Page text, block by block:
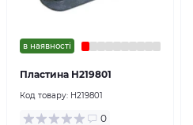
в наявності
Пластина H219801
Код товару: H219801
0